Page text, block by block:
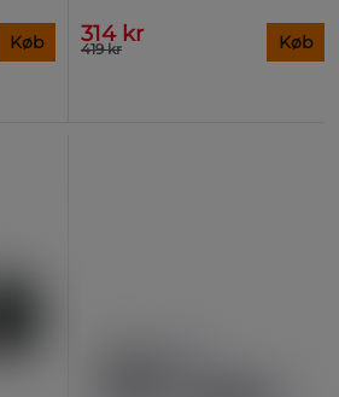
Køb 314 kr
419 kr Køb